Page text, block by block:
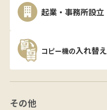
起業・事務所設立
コピー機の入れ替え
その他